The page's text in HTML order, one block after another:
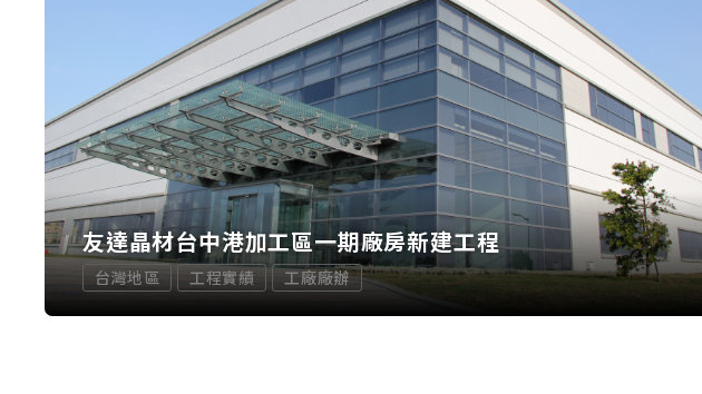
友達晶材台中港加工區一期廠房新建工程
台灣地區 工程實績 工廠廠辦